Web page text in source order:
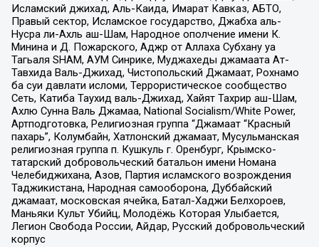
Исламский джихад, Аль-Каида, Имарат Кавказ, АБТО,
Правый сектор, Исламское государство, Джабха аль-
Нусра ли-Ахль аш-Шам, Народное ополчение имени К.
Минина и Д. Пожарского, Аджр от Аллаха Субхану уа
Тагьаля SHAM, АУМ Синрике, Муджахеды джамаата Ат-
Тавхида Валь-Джихад, Чистопольский Джамаат, Рохнамо
ба суи давлати исломи, Террористическое сообщество
Сеть, Катиба Таухид валь-Джихад, Хайят Тахрир аш-Шам,
Ахлю Сунна Валь Джамаа, National Socialism/White Power,
Артподготовка, Религиозная группа “Джамаат “Красный
пахарь”, Колумбайн, Хатлонский джамаат, Мусульманская
религиозная группа п. Кушкуль г. Оренбург, Крымско-
татарский добровольческий батальон имени Номана
Челебиджихана, Азов, Партия исламского возрождения
Таджикистана, Народная самооборона, Дуббайский
джамаат, московская ячейка, Батал-Хаджи Белхороев,
Маньяки Культ Убийц, Молодёжь Которая Улыбается,
Легион Свобода России, Айдар, Русский добровольческий
корпус